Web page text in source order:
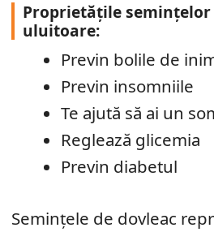
Proprietățile semințelor
uluitoare:
Previn bolile de
Previn insomniile
Te ajută să ai un
Reglează glicemia
Previn diabetul
Semințele de dovleac